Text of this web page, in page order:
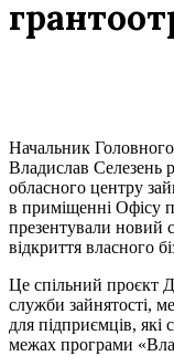
Начальник
Владислав Селезень
обласного центру
в приміщенні Офісу
презентували новий
відкриття власного
Це спільний проєкт
служби зайнятості,
для підприємців, які
межах програми